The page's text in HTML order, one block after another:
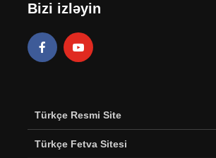
Bizi izləyin
Türkçe Resmi Site
Türkçe Fetva Sitesi